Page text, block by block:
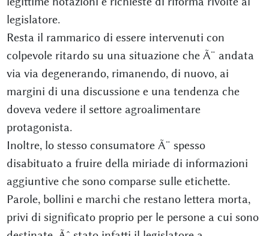
legislatore.
Resta il rammarico di essere intervenuti con
colpevole ritardo su una situazione che Ã¨ andata
via via degenerando, rimanendo, di nuovo, ai
margini di una discussione e una tendenza che
doveva vedere il settore agroalimentare
protagonista.
Inoltre, lo stesso consumatore Ã¨ spesso
disabituato a fruire della miriade di informazioni
aggiuntive che sono comparse sulle etichette.
Parole, bollini e marchi che restano lettera morta,
privi di significato proprio per le persone a cui sono